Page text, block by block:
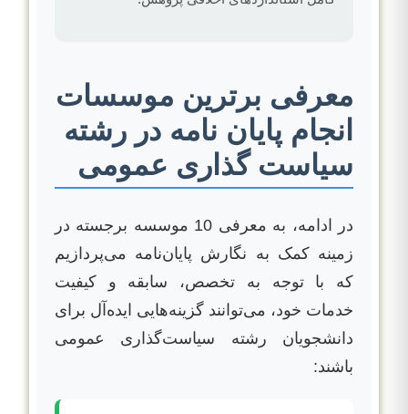
معرفی برترین موسسات
انجام پایان نامه در رشته
سیاست گذاری عمومی
در ادامه، به معرفی 10 موسسه‌ برجسته در
زمینه کمک به نگارش پایان‌نامه می‌پردازیم
که با توجه به تخصص، سابقه و کیفیت
خدمات خود، می‌توانند گزینه‌هایی ایده‌آل برای
دانشجویان رشته سیاست‌گذاری عمومی
باشند: